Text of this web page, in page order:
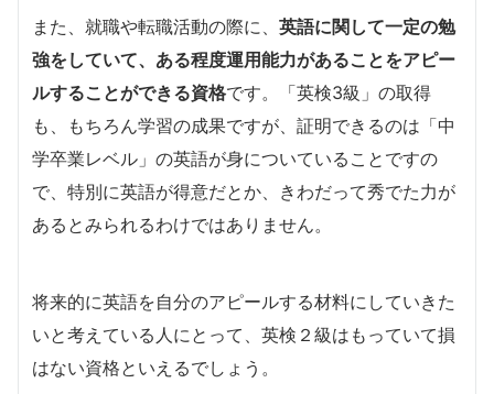
また、就職や転職活動の際に、 英語に関して一定の勉
強をしていて、ある程度運用能力があることをアピー
ルすることができる資格です。「英検3級」の取得
も、もちろん学習の成果ですが、証明できるのは「中
学卒業レベル」の英語が身についていることですの
で、特別に英語が得意だとか、きわだって秀でた力が
あるとみられるわけではありません。
将来的に英語を自分のアピールする材料にしていきた
いと考えている人にとって、英検２級はもっていて損
はない資格といえるでしょう。